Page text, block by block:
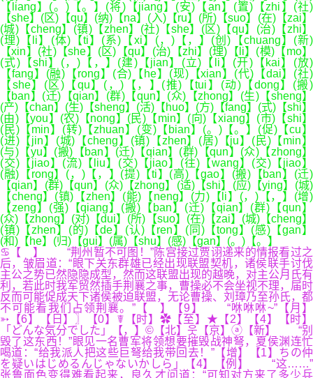
【liang】(。)【。】(将)【jiang】(安)【an】(置)【zhi】(社)
【she】(区)【qu】(纳)【na】(入)【ru】(所)【suo】(在)【zai】
(城)【cheng】(镇)【zhen】(社)【she】(区)【qu】(治)【zhi】
(理)【li】(体)【ti】(系)【xi】(，)【，】(创)【chuang】(新)
【xin】(社)【she】(区)【qu】(治)【zhi】(理)【li】(模)【mo】
(式)【shi】(，)【，】(建)【jian】(立)【li】(开)【kai】(放)
【fang】(融)【rong】(合)【he】(现)【xian】(代)【dai】(社)
【she】(区)【qu】(，)【，】(推)【tui】(动)【dong】(搬)
【ban】(迁)【qian】(群)【qun】(众)【zhong】(生)【sheng】
(产)【chan】(生)【sheng】(活)【huo】(方)【fang】(式)【shi】
(由)【you】(农)【nong】(民)【min】(向)【xiang】(市)【shi】
(民)【min】(转)【zhuan】(变)【bian】(。)【。】(促)【cu】
(进)【jin】(城)【cheng】(镇)【zhen】(居)【ju】(民)【min】
(与)【yu】(搬)【ban】(迁)【qian】(群)【qun】(众)【zhong】
(交)【jiao】(流)【liu】(交)【jiao】(往)【wang】(交)【jiao】
(融)【rong】(，)【，】(提)【ti】(高)【gao】(搬)【ban】(迁)
【qian】(群)【qun】(众)【zhong】(适)【shi】(应)【ying】(城)
【cheng】(镇)【zhen】(能)【neng】(力)【li】(，)【，】(增)
【zeng】(强)【qiang】(搬)【ban】(迁)【qian】(群)【qun】
(众)【zhong】(对)【dui】(所)【suo】(在)【zai】(城)【cheng】
(镇)【zhen】(的)【de】(认)【ren】(同)【tong】(感)【gan】
(和)【he】(归)【gui】(属)【shu】(感)【gan】(。)【。】
♋【 】 “荆州暂不可图！”陈宫接过贾诩递来的情报看过之
后，皱眉道：“眼下关东群雄已经出现联盟契机，诸侯联手讨伐
主公之势已然隐隐成型，然而这联盟出现的越晚，对主公月氏有
利，若此时我军贸然插手荆襄之事，曹操必不会坐视不理，届时
反而可能促成天下诸侯被迫联盟，无论曹操、刘璋乃至孙氏，都
不可能看我们占领荆襄。”【 】【9】 “咻咻咻~”【月】
➳【6】【日】〗【0】☤【时】✿【至】★【2】【4】【时】
「どんな気分でした」【，】©【北】웃【京】ⓐ【新】 “别
毁了这东西！”眼见一名曹军将领想要摧毁战神弩，夏侯渊连忙
喝道：“给我派人把这些巨弩给我带回去！”【增】【1】ちの仲
を疑いはじめるんじゃないかしら」【4】【例】 “这……”
张鲁面色变得难看起来，良久才问道：“可知对方来了多少兵